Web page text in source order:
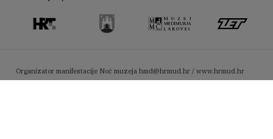
Organizator manifestacije Noć muzeja hmd@hrmud.hr / www.hrmud.hr